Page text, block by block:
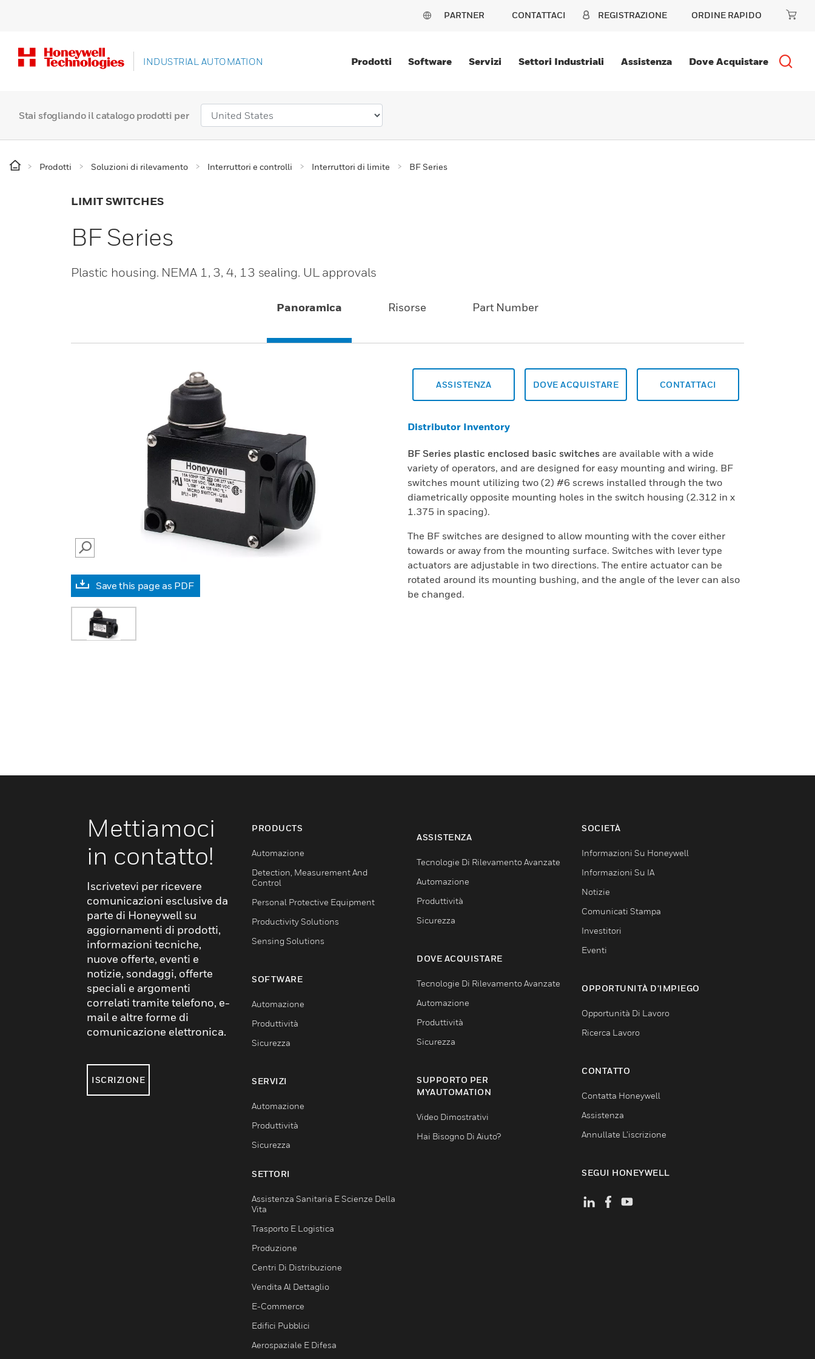
PARTNER CONTATTACI REGISTRAZIONE ORDINE RAPIDO
INDUSTRIAL AUTOMATION Prodotti Software Servizi Settori Industriali Assistenza Dove Acquistare
Stai sfogliando il catalogo prodotti per
Prodotti Soluzioni di rilevamento Interruttori e controlli Interruttori di limite BF Series
LIMIT SWITCHES
BF Series
Plastic housing. NEMA 1, 3, 4, 13 sealing. UL approvals
Panoramica Risorse Part Number
SEARCH
Save this page as PDF
ASSISTENZA DOVE ACQUISTARE CONTATTACI
Distributor Inventory
BF Series plastic enclosed basic switches are available with a wide
variety of operators, and are designed for easy mounting and wiring. BF
switches mount utilizing two (2) #6 screws installed through the two
diametrically opposite mounting holes in the switch housing (2.312 in x
1.375 in spacing).
The BF switches are designed to allow mounting with the cover either
towards or away from the mounting surface. Switches with lever type
actuators are adjustable in two directions. The entire actuator can be
rotated around its mounting bushing, and the angle of the lever can also
be changed.
Mettiamoci
in contatto!
Iscrivetevi per ricevere
comunicazioni esclusive da
parte di Honeywell su
aggiornamenti di prodotti,
informazioni tecniche,
nuove offerte, eventi e
notizie, sondaggi, offerte
speciali e argomenti
correlati tramite telefono, e-
mail e altre forme di
comunicazione elettronica.
ISCRIZIONE
PRODUCTS
Automazione
Detection, Measurement And
Control
Personal Protective Equipment
Productivity Solutions
Sensing Solutions
SOFTWARE
Automazione
Produttività
Sicurezza
SERVIZI
Automazione
Produttività
Sicurezza
SETTORI
Assistenza Sanitaria E Scienze Della
Vita
Trasporto E Logistica
Produzione
Centri Di Distribuzione
Vendita Al Dettaglio
E-Commerce
Edifici Pubblici
Aerospaziale E Difesa
ASSISTENZA
Tecnologie Di Rilevamento Avanzate
Automazione
Produttività
Sicurezza
DOVE ACQUISTARE
Tecnologie Di Rilevamento Avanzate
Automazione
Produttività
Sicurezza
SUPPORTO PER
MYAUTOMATION
Video Dimostrativi
Hai Bisogno Di Aiuto?
SOCIETÀ
Informazioni Su Honeywell
Informazioni Su IA
Notizie
Comunicati Stampa
Investitori
Eventi
OPPORTUNITÀ D’IMPIEGO
Opportunità Di Lavoro
Ricerca Lavoro
CONTATTO
Contatta Honeywell
Assistenza
Annullate L’iscrizione
SEGUI HONEYWELL